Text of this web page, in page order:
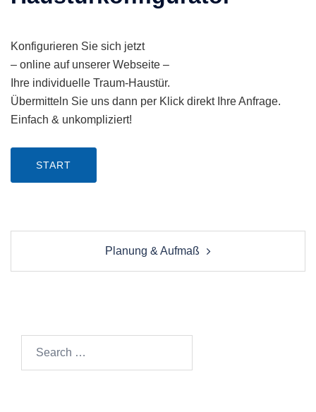
Konfigurieren Sie sich jetzt
– online auf unserer Webseite –
Ihre individuelle Traum-Haustür.
Übermitteln Sie uns dann per Klick direkt Ihre Anfrage.
Einfach & unkompliziert!
START
Planung & Aufmaß